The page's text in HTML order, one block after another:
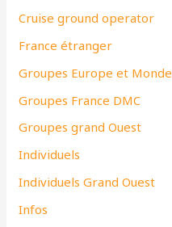
Cruise ground operator
France étranger
Groupes Europe et Monde
Groupes France DMC
Groupes grand Ouest
Individuels
Individuels Grand Ouest
Infos